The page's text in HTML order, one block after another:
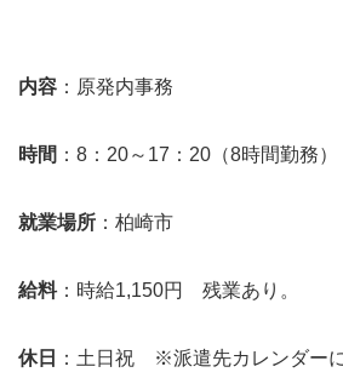
内容 ：原発内事務
時間 ：8：20～17：20（8時間勤務）
就業場所 ：柏崎市
給料：時給1,150円 残業あり。
休日 ：土日祝 ※派遣先カレンダー